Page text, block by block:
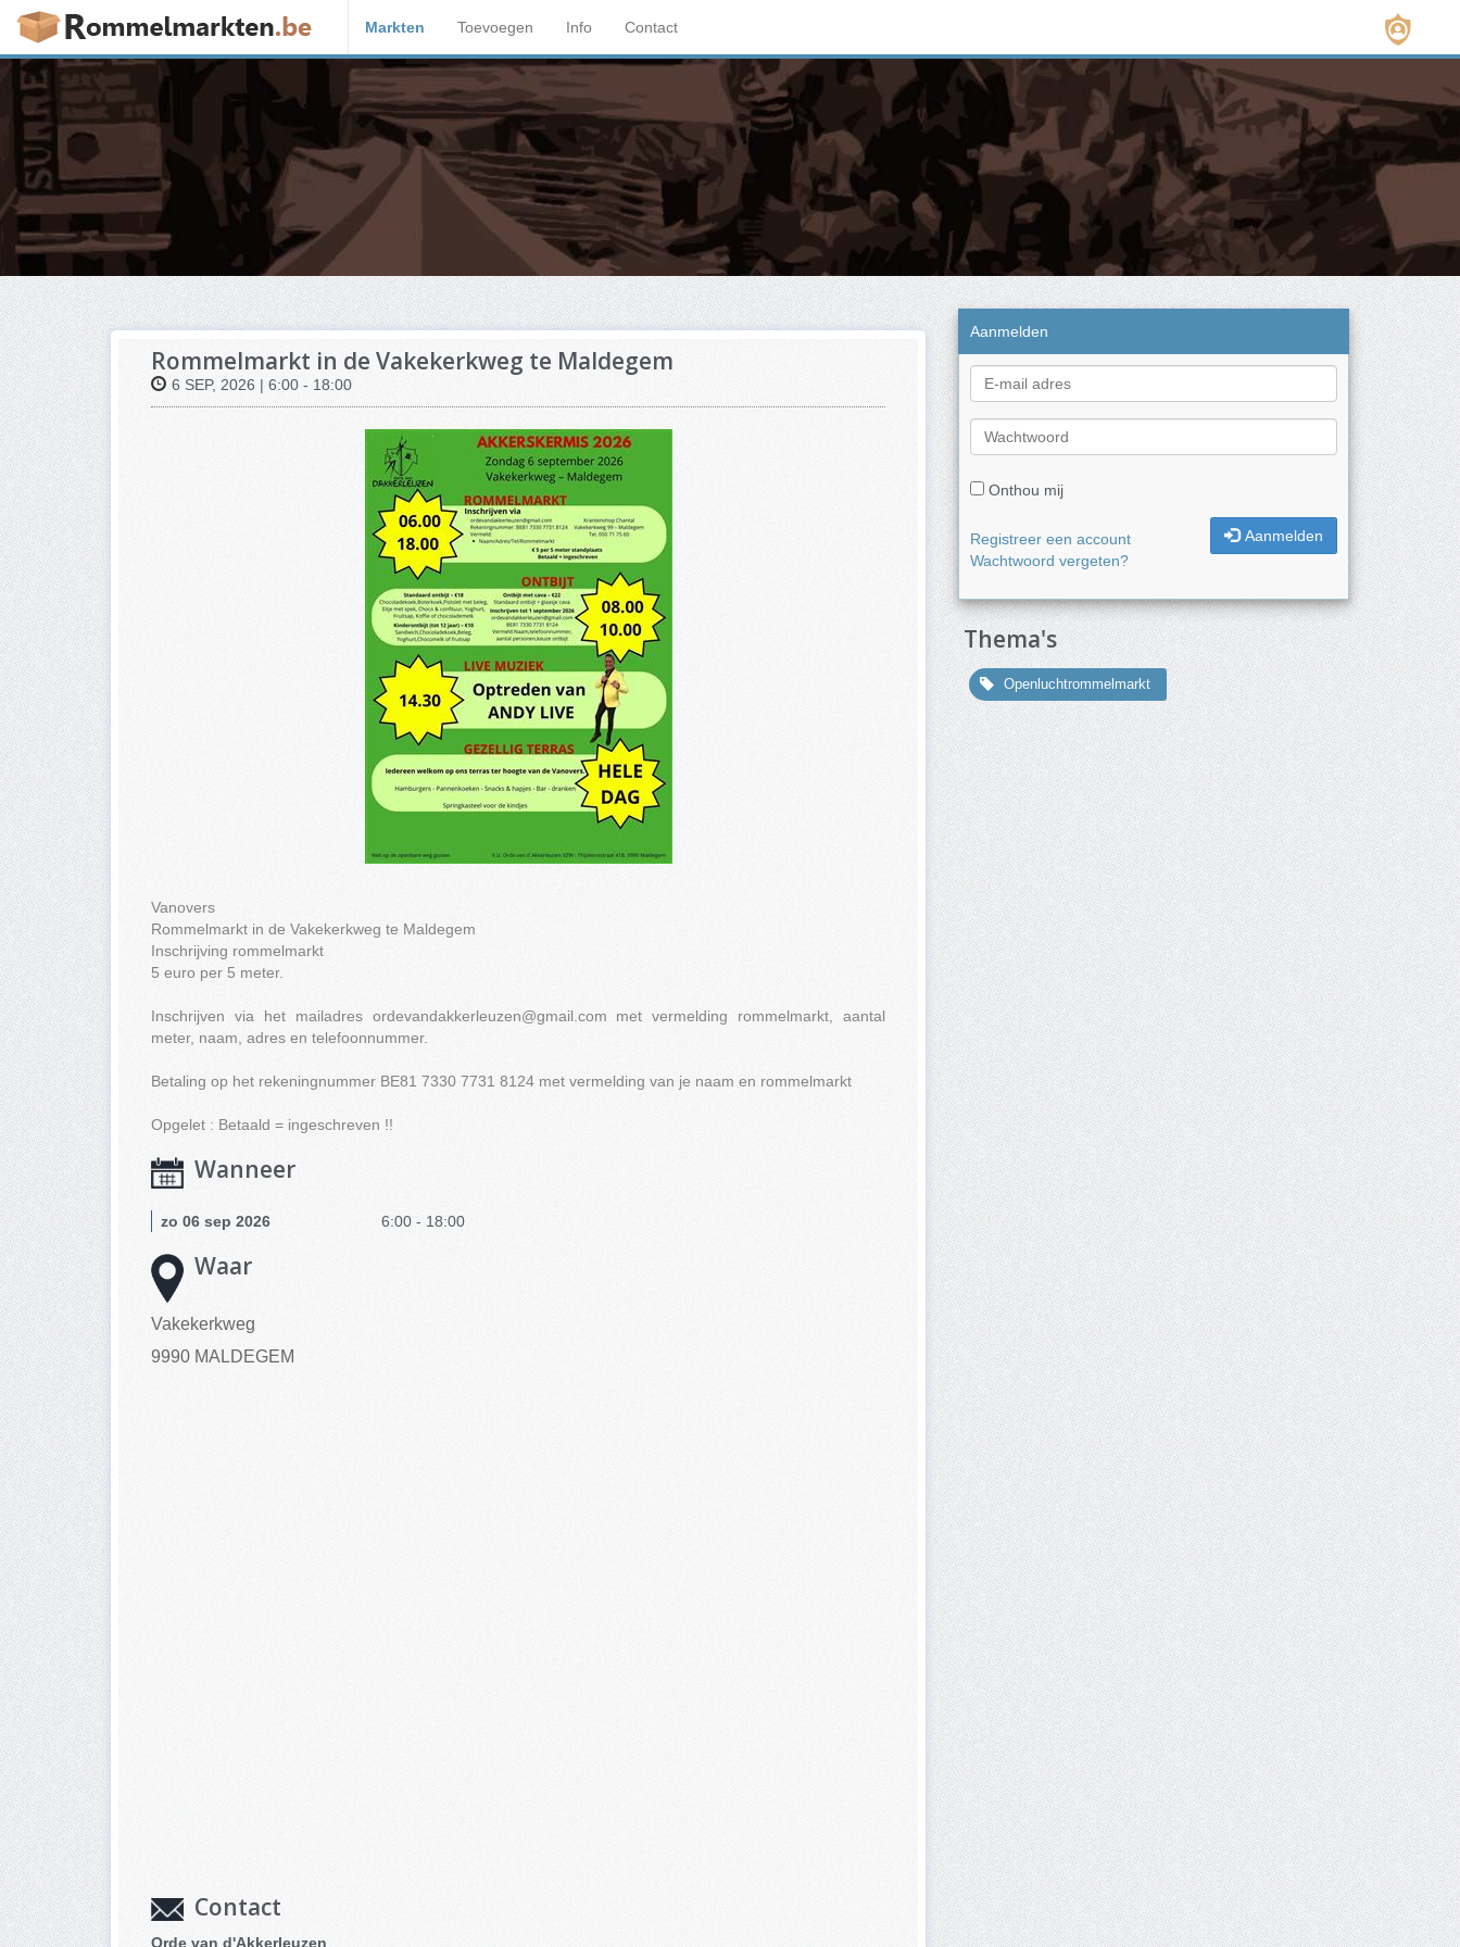
Markten Toevoegen Info Contact
Aanmelden
Onthou mij
Aanmelden
Registreer een account
Wachtwoord vergeten?
Thema's
Openluchtrommelmarkt
Rommelmarkt in de Vakekerkweg te Maldegem
6 SEP, 2026 | 6:00 - 18:00
Vanovers
Rommelmarkt in de Vakekerkweg te Maldegem
Inschrijving rommelmarkt
5 euro per 5 meter.
Inschrijven via het mailadres ordevandakkerleuzen@gmail.com met vermelding rommelmarkt, aantal
meter, naam, adres en telefoonnummer.
Betaling op het rekeningnummer BE81 7330 7731 8124 met vermelding van je naam en rommelmarkt
Opgelet : Betaald = ingeschreven !!
Wanneer
zo 06 sep 2026 6:00 - 18:00
Waar
Vakekerkweg
9990 MALDEGEM
Contact
Orde van d'Akkerleuzen